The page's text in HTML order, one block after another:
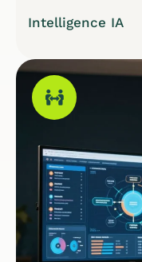
Intelligence IA